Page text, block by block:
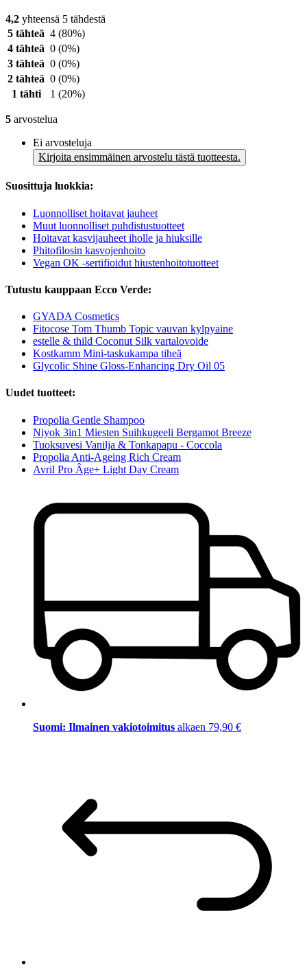
4,2 yhteensä 5 tähdestä
5 tähteä 4 (80%)
4 tähteä 0 (0%)
3 tähteä 0 (0%)
2 tähteä 0 (0%)
1 tähti
1 (20%)
5 arvostelua
Ei arvosteluja
Kirjoita ensimmäinen arvostelu tästä tuotteesta.
Suosittuja luokkia:
Luonnolliset hoitavat jauheet
Muut luonnolliset puhdistustuotteet
Hoitavat kasvijauheet iholle ja hiuksille
Phitofilosin kasvojenhoito
Vegan OK -sertifioidut hiustenhoitotuotteet
Tutustu kauppaan Ecco Verde:
GYADA Cosmetics
Fitocose Tom Thumb Topic vauvan kylpyaine
estelle & thild Coconut Silk vartalovoide
Kostkamm Mini-taskukampa tiheä
Glycolic Shine Gloss-Enhancing Dry Oil 05
Uudet tuotteet:
Propolia Gentle Shampoo
Niyok 3in1 Miesten Suihkugeeli Bergamot Breeze
Tuoksuvesi Vanilja & Tonkapapu - Coccola
Propolia Anti-Ageing Rich Cream
Avril Pro Âge+ Light Day Cream
Suomi: Ilmainen vakiotoimitus alkaen 79,90 €